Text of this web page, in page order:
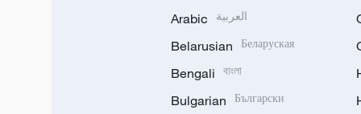
Arabic العربية
Belarusian Беларуская
Bengali বাংলা
Bulgarian Български